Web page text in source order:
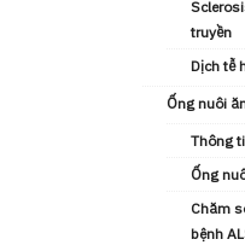
truyền
Dịch tễ
Ống nuôi
Thông
Ống
Chăm
bệnh